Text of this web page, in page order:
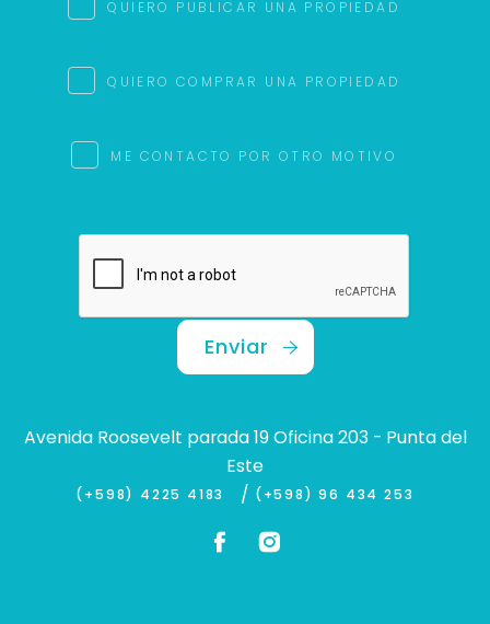
QUIERO PUBLICAR UNA PROPIEDAD
QUIERO COMPRAR UNA PROPIEDAD
ME CONTACTO POR OTRO MOTIVO
Enviar
Avenida Roosevelt parada 19 Oficina 203 - Punta del
Este
(+598) 4225 4183 / (+598) 96 434 253